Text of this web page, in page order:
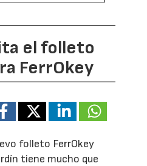
el folleto
FerrOkey
folleto FerrOkey
tiene mucho que